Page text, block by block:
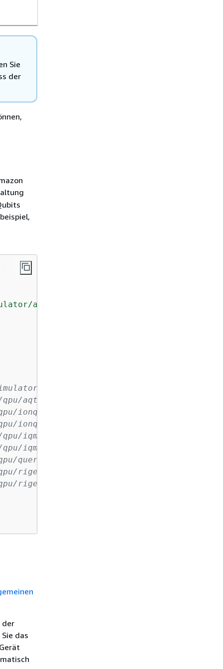
Sie
der
amazon/sv1'
# Local State
# Local State
# Local State
# Local State
# Local
# Local Analog
amazon/dm1')            # DM1
qpu/aqt/Ibex-Q1')               # AQT IBEX-
qpu/ionq/Forte-1')               # IonQ
ionq/Forte-Enterprise-1')    # IonQ
qpu/iqm/Garnet')                # IQM Garnet
qpu/iqm/Emerald')               # IQM
qpu/quera/Aquila')               # QuEra
qpu/rigetti/Ankaa-3')            # Rigetti
rigetti/Cepheus-1-108Q')     # Rigetti
der
das